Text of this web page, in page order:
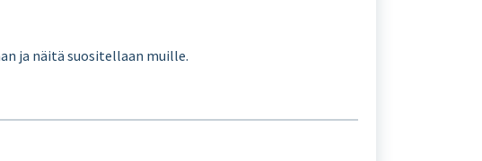
ja näitä suositellaan muille.